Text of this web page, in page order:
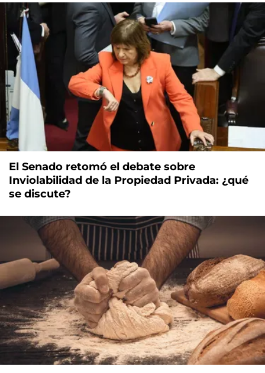
El Senado retomó el debate sobre
Inviolabilidad de la Propiedad Privada: ¿qué
se discute?